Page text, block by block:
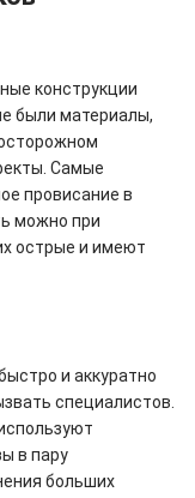
конструкции
были материалы,
Самые
провисание в
можно при
острые и имеют
и аккуратно
специалистов.
в пару
больших